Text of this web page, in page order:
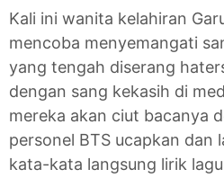
Kali ini wanita kelahiran
mencoba menyemangati
yang tengah diserang
dengan sang kekasih di
mereka akan ciut bacanya
personel BTS ucapkan dan
kata-kata langsung lirik